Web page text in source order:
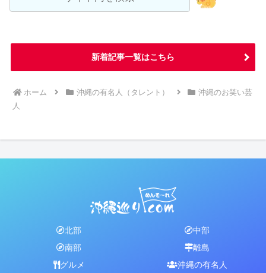
新着記事一覧はこちら
ホーム 沖縄の有名人（タレント）
沖縄のお笑い芸
人
北部
中部
南部
離島
グルメ
沖縄の有名人